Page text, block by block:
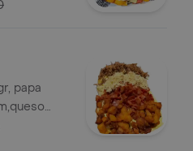
papa
en